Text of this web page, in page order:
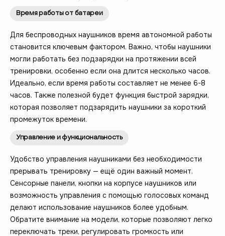
Время работы от батареи
Для беспроводных наушников время автономной работы
становится ключевым фактором. Важно, чтобы наушники
могли работать без подзарядки на протяжении всей
тренировки, особенно если она длится несколько часов.
Идеально, если время работы составляет не менее 6-8
часов. Также полезной будет функция быстрой зарядки,
которая позволяет подзарядить наушники за короткий
промежуток времени.
Управление и функциональность
Удобство управления наушниками без необходимости
прерывать тренировку — ещё один важный момент.
Сенсорные панели, кнопки на корпусе наушников или
возможность управления с помощью голосовых команд
делают использование наушников более удобным.
Обратите внимание на модели, которые позволяют легко
переключать треки, регулировать громкость или